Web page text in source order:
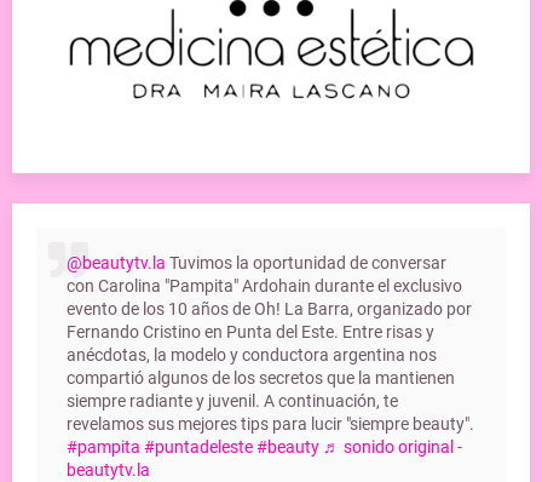
@beautytv.la Tuvimos la oportunidad de conversar
con Carolina "Pampita" Ardohain durante el exclusivo
evento de los 10 años de Oh! La Barra, organizado por
Fernando Cristino en Punta del Este. Entre risas y
anécdotas, la modelo y conductora argentina nos
compartió algunos de los secretos que la mantienen
siempre radiante y juvenil. A continuación, te
revelamos sus mejores tips para lucir "siempre beauty".
#pampita #puntadeleste#beauty ♬ sonido original -
beautytv.la